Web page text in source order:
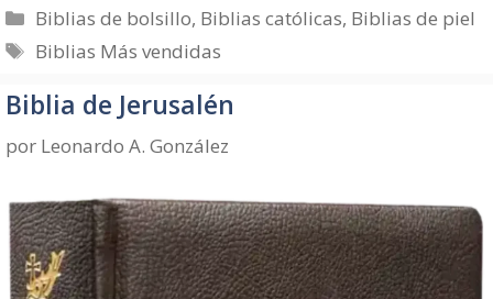
Categorías
Biblias de bolsillo, Biblias católicas, Biblias de piel
Etiquetas
Biblias Más vendidas
Biblia de Jerusalén
por Leonardo A. González